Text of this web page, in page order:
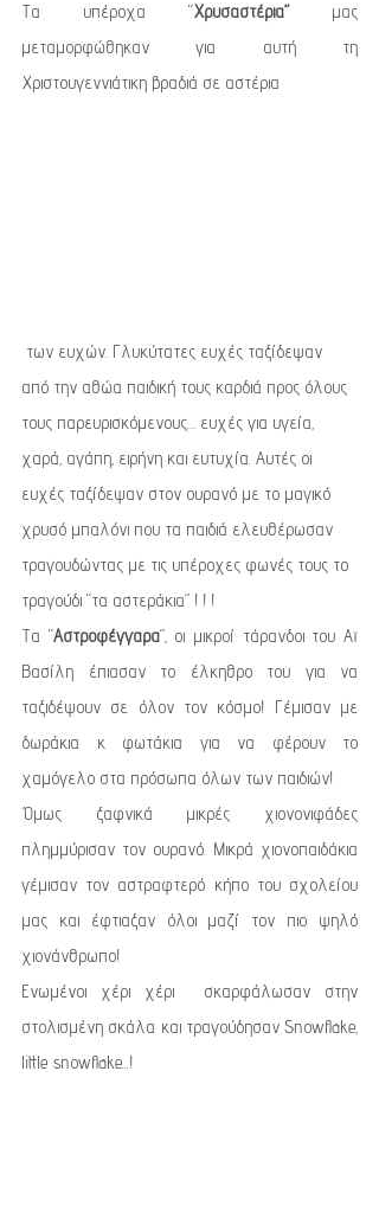
Τα υπέροχα “Χρυσαστέρια” μας
μεταμορφώθηκαν για αυτή τη
Χριστουγεννιάτικη βραδιά σε αστέρια
από την αθώα παιδική τους καρδιά προς όλους
τους παρευρισκόμενους… ευχές για υγεία,
χαρά, αγάπη, ειρήνη και ευτυχία. Αυτές οι
ευχές ταξίδεψαν στον ουρανό με το μαγικό
χρυσό μπαλόνι που τα παιδιά ελευθέρωσαν
τραγουδώντας με τις υπέροχες φωνές τους το
τραγούδι “τα αστεράκια” ! ! !
Τα “Αστροφέγγαρα”, οι μικροί τάρανδοι του Αϊ
Βασίλη έπιασαν το έλκηθρο του για να
ταξιδέψουν σε όλον τον κόσμο! Γέμισαν με
δωράκια κ φωτάκια για να φέρουν το
χαμόγελο στα πρόσωπα όλων των παιδιών!
Όμως ξαφνικά μικρές χιονονιφάδες
πλημμύρισαν τον ουρανό. Μικρά χιονοπαιδάκια
γέμισαν τον αστραφτερό κήπο του σχολείου
μας και έφτιαξαν όλοι μαζί τον πιο ψηλό
χιονάνθρωπο!
Ενωμένοι χέρι χέρι  σκαρφάλωσαν στην
στολισμένη σκάλα και τραγούδησαν Snowflake,
little snowflake...!